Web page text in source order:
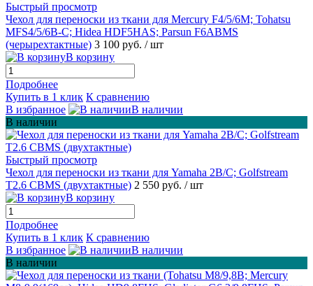
Быстрый просмотр
Чехол для переноски из ткани для Mercury F4/5/6M; Tohatsu
MFS4/5/6B-C; Hidea HDF5HAS; Parsun F6ABMS
(черырехтактные) 3 100 руб. / шт
В корзину
Подробнее
Купить в 1 клик К сравнению
В избранное
В наличии
В наличии
Быстрый просмотр
Чехол для переноски из ткани для Yamaha 2B/C; Golfstream
T2.6 CBMS (двухтактные) 2 550 руб. / шт
В корзину
Подробнее
Купить в 1 клик К сравнению
В избранное
В наличии
В наличии